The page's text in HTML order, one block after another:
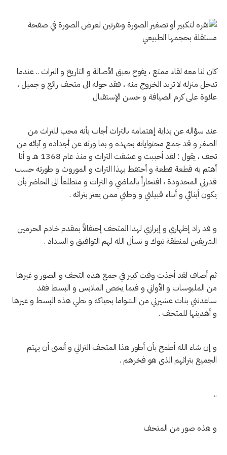
كان لنا معه لقاء ممتع ، يفوح بعبق الأصالة و التاريخ و التراث .. عندما
تدخل منزله لا تريد الخروج منه ، فقد حوله الى متحف رائع و جميل ،
علاوة على كرم الضيافة و حسن الإستقبال
عند سؤاله عن بداية إهتمامه بالتراث أجاب بأنه محب للتراث من
الصغر و قد جمع محتواياته بجهده و بما ورثه عن أجداده و آبائه من
تحف ، يقول : لقد أحببت و عشقت التراث و منذ عام 1368 هـ و أنا
أهتم به قطعة قطعة و أحتفظ بهذا التراث و الموروث و طورته حسب
قدرتي المحدودة ، افتخاراً بالماضي و التراث و متطلعاً الى الحاضر بأن
يكون أبنائي و أبناء قبيلتي و وطني ممن يعتز بتراثه .
و قد زاد إظهاري و إبرازي لهذا المتحف إحتفالاً بمقدم خادم الحرمين
الشريفين لمنطقة تبوك و نسأل الله لهم التوافيق و السداد .
ثم أضاف لقد أخذت وقت كبير في جمع هذه التحف و الصور و غيرها
من الملبوسات و الأواني و فيما يخص الملابس و البسط فقد
ساعدنني بنات عشيرتي من الشواما بحياكة و نطي هذه البسط و غيرها
و أهدينها للمتحف .
و إن شاء الله أطمح بأن أطور هذا المتحف التراثي و أتمنى أن يهتم
الجميع بتراثهم الذي هو فخرهم .
..
و هذه صور من المتحف